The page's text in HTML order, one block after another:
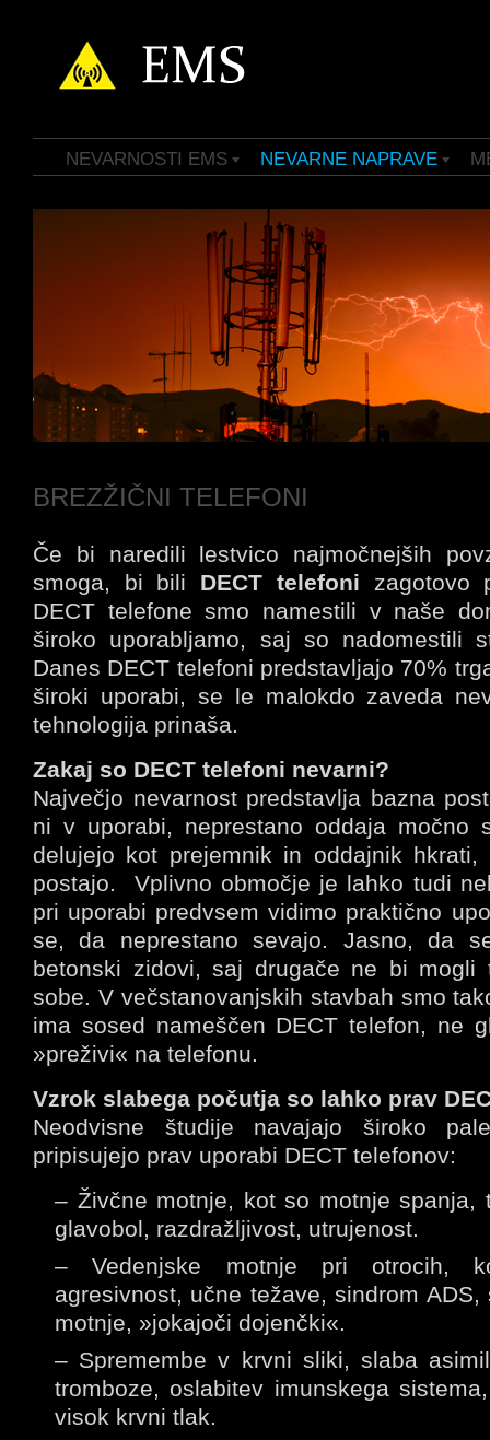
NEVARNOSTI EMS NEVARNE NAPRAVE
BREZŽIČNI TELEFONI
Če bi naredili lestvico najmočnejših
smoga, bi bili DECT telefoni zagotovo
DECT telefone smo namestili v naše
široko uporabljamo, saj so nadomestili
Danes DECT telefoni predstavljajo 70%
široki uporabi, se le malokdo zaveda
tehnologija prinaša.
Zakaj so DECT telefoni nevarni?
Največjo nevarnost predstavlja bazna
ni v uporabi, neprestano oddaja močno
delujejo kot prejemnik in oddajnik
postajo. Vplivno območje je lahko tudi
pri uporabi predvsem vidimo praktično
se, da neprestano sevajo. Jasno, da
betonski zidovi, saj drugače ne bi mogli
sobe. V večstanovanjskih stavbah smo
ima sosed nameščen DECT telefon, ne
»preživi« na telefonu.
Vzrok slabega počutja so lahko prav
Neodvisne študije navajajo široko
pripisujejo prav uporabi DECT telefonov:
– Živčne motnje, kot so motnje spanja,
glavobol, razdražljivost, utrujenost.
– Vedenjske motnje pri otrocih,
agresivnost, učne težave, sindrom
motnje, »jokajoči dojenčki«.
– Spremembe v krvni sliki, slaba
tromboze, oslabitev imunskega
visok krvni tlak.